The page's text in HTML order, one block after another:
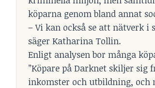
köparna genom bland annat
– Vi kan också se att nätverk i
säger Katharina Tollin.
Enligt analysen bor många
”Köpare på Darknet skiljer
inkomster och utbildning, och